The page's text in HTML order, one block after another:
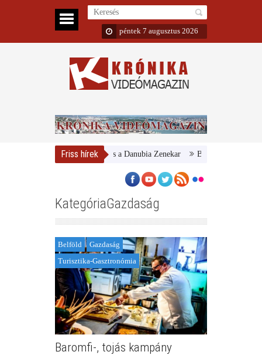
péntek 7 augusztus 2026
Friss hírek
Magyar Nemzeti Galéria és a Danubia Zenekar Bemutatta 2024/25-ös
KategóriaGazdaság
Belföld
Gazdaság
Turisztika-Gasztronómia
Baromfi-, tojás kampány